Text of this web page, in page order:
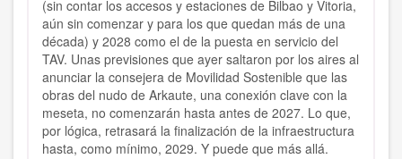
(sin contar los accesos y estaciones de Bilbao y Vitoria,
aún sin comenzar y para los que quedan más de una
década) y 2028 como el de la puesta en servicio del
TAV. Unas previsiones que ayer saltaron por los aires al
anunciar la consejera de Movilidad Sostenible que las
obras del nudo de Arkaute, una conexión clave con la
meseta, no comenzarán hasta antes de 2027. Lo que,
por lógica, retrasará la finalización de la infraestructura
hasta, como mínimo, 2029. Y puede que más allá.